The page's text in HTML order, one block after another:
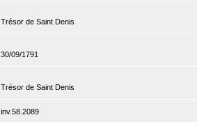
Trésor de Saint Denis
30/09/1791
Trésor de Saint Denis
inv.58.2089